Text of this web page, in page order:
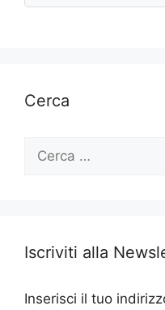
Cerca
Ricerca
Iscriviti alla
Inserisci il tuo